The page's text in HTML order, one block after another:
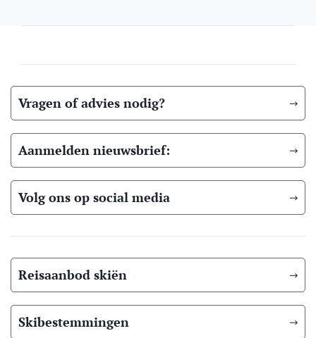
Vragen of advies nodig?
Aanmelden nieuwsbrief:
Volg ons op social media
Reisaanbod skiën
Skibestemmingen